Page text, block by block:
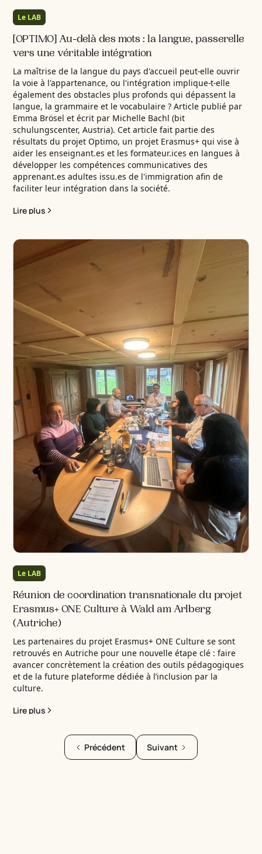
Le LAB
[OPTIMO] Au-delà des mots : la langue, passerelle
vers une véritable intégration
La maîtrise de la langue du pays d'accueil peut-elle ouvrir
la voie à l'appartenance, ou l'intégration implique-t-elle
également des obstacles plus profonds qui dépassent la
langue, la grammaire et le vocabulaire ? Article publié par
Emma Brösel et écrit par Michelle Bachl (bit
schulungscenter, Austria). Cet article fait partie des
résultats du projet Optimo, un projet Erasmus+ qui vise à
aider les enseignant.es et les formateur.ices en langues à
développer les compétences communicatives des
apprenant.es adultes issu.es de l'immigration afin de
faciliter leur intégration dans la société.
Lire plus
Le LAB
Réunion de coordination transnationale du projet
Erasmus+ ONE Culture à Wald am Arlberg
(Autriche)
Les partenaires du projet Erasmus+ ONE Culture se sont
retrouvés en Autriche pour une nouvelle étape clé : faire
avancer concrètement la création des outils pédagogiques
et de la future plateforme dédiée à l’inclusion par la
culture.
Lire plus
Précédent Suivant